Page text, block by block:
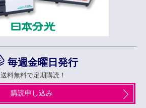
毎週金曜日発行
送料無料で定期購読！
購読申し込み